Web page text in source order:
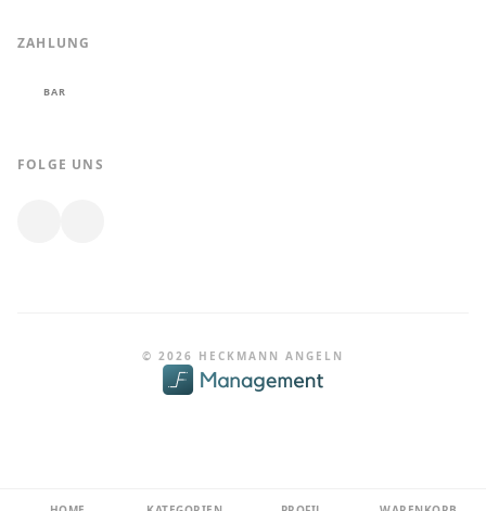
ZAHLUNG
BAR
FOLGE UNS
© 2026 HECKMANN ANGELN